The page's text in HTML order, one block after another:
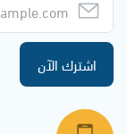
اشترك الآن